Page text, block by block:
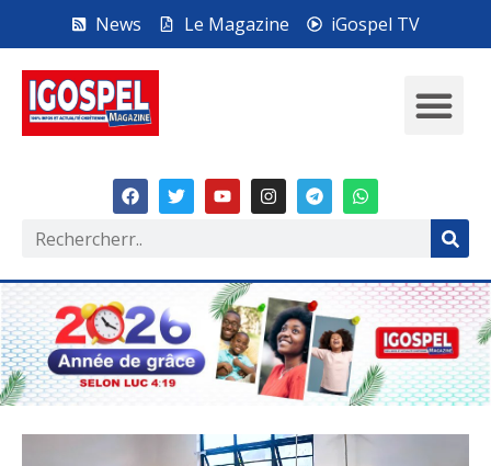
News Le Magazine iGospel TV